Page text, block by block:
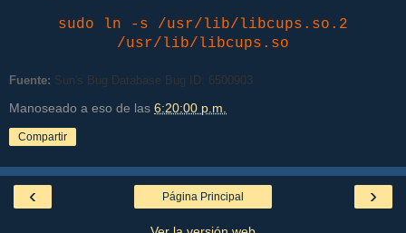
sudo ln -s /usr/lib/libcups.so.2
/usr/lib/libcups.so
Fuente: Sun's Bug Database Bug ID: 6500903
Manoseado a eso de las 6:20:00 p.m.
Compartir
‹ ›
Página Principal